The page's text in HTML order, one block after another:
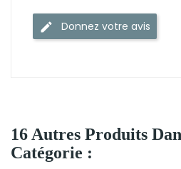
Donnez votre avis
16 Autres Produits
Catégorie :